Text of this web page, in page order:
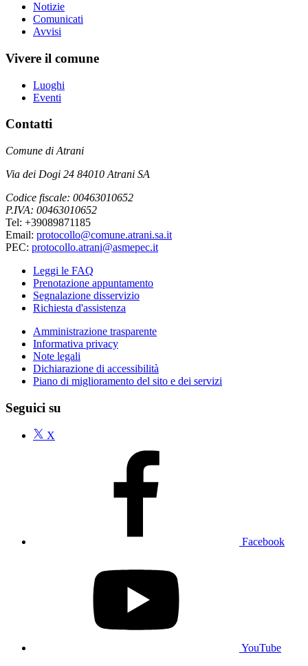
Notizie
Comunicati
Avvisi
Vivere il comune
Luoghi
Eventi
Contatti
Comune di Atrani
Via dei Dogi 24 84010 Atrani SA
Codice fiscale: 00463010652
P.IVA: 00463010652
Tel: +39089871185
Email: protocollo@comune.atrani.sa.it
PEC: protocollo.atrani@asmepec.it
Leggi le FAQ
Prenotazione appuntamento
Segnalazione disservizio
Richiesta d'assistenza
Amministrazione trasparente
Informativa privacy
Note legali
Dichiarazione di accessibilità
Piano di miglioramento del sito e dei servizi
Seguici su
X
Facebook
YouTube